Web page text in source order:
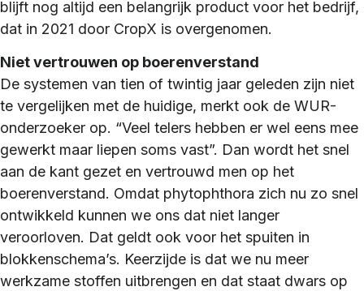
blijft nog altijd een belangrijk product voor het bedrijf,
dat in 2021 door CropX is overgenomen.
Niet vertrouwen op boerenverstand
De systemen van tien of twintig jaar geleden zijn niet
te vergelijken met de huidige, merkt ook de WUR-
onderzoeker op. “Veel telers hebben er wel eens mee
gewerkt maar liepen soms vast”. Dan wordt het snel
aan de kant gezet en vertrouwd men op het
boerenverstand. Omdat phytophthora zich nu zo snel
ontwikkeld kunnen we ons dat niet langer
veroorloven. Dat geldt ook voor het spuiten in
blokkenschema’s. Keerzijde is dat we nu meer
werkzame stoffen uitbrengen en dat staat dwars op